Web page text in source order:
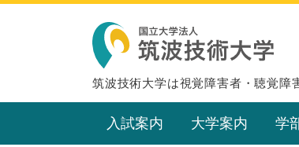
筑波技術大学は視覚障害者・聴覚障
入試案内 大学案内 学